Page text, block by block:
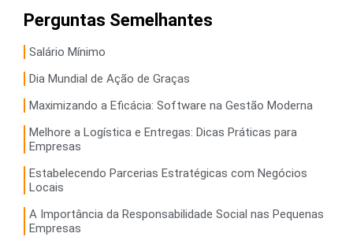
Perguntas Semelhantes
Salário Mínimo
Dia Mundial de Ação de Graças
Maximizando a Eficácia: Software na Gestão Moderna
Melhore a Logística e Entregas: Dicas Práticas para
Empresas
Estabelecendo Parcerias Estratégicas com Negócios
Locais
A Importância da Responsabilidade Social nas Pequenas
Empresas